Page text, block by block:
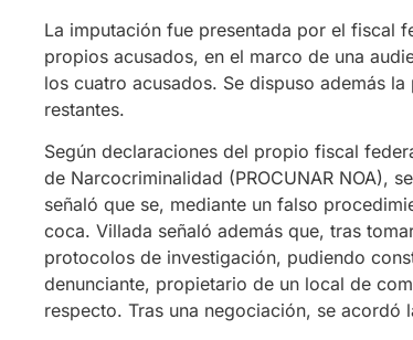
La imputación fue presentada por el fiscal
propios acusados, en el marco de una
los cuatro acusados. Se dispuso además
restantes.
Según declaraciones del propio fiscal
de Narcocriminalidad (PROCUNAR NOA),
señaló que se, mediante un falso
coca. Villada señaló además que, tras
protocolos de investigación, pudiendo
denunciante, propietario de un local de
respecto. Tras una negociación, se acordó